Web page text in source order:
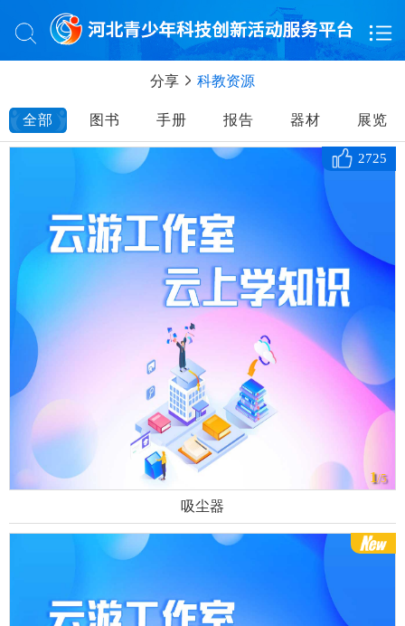
分享 科教资源
全部 图书 手册 报告 器材 展览
2725
1/5
吸尘器